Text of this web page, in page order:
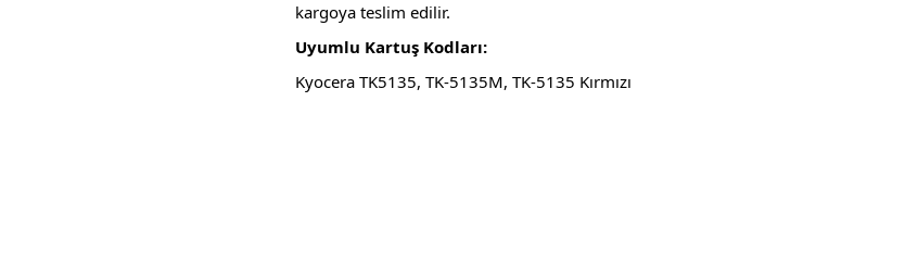
kargoya teslim edilir.
Uyumlu Kartuş Kodları:
Kyocera TK5135, TK-5135M, TK-5135 Kırmızı